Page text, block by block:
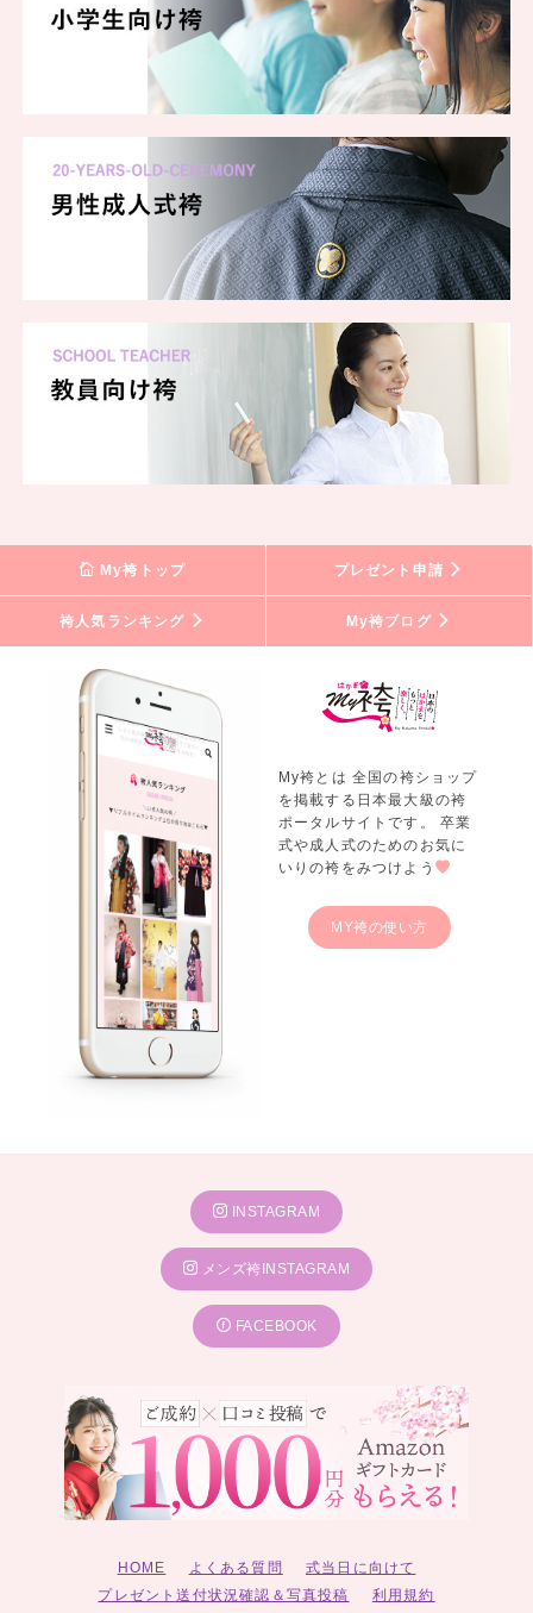
My袴トップ プレゼント申請
袴人気ランキング My袴ブログ
My袴とは 全国の袴ショップ
を掲載する日本最大級の袴
ポータルサイトです。 卒業
式や成人式のためのお気に
いりの袴をみつけよう
MY袴の使い方
INSTAGRAM
メンズ袴INSTAGRAM
FACEBOOK
HOME よくある質問
式当日に向けて
プレゼント送付状況確認＆写真投稿
利用規約